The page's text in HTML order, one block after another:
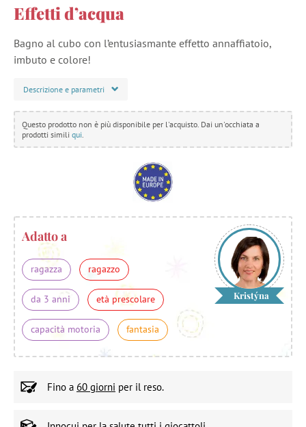
Effetti d’acqua
Bagno al cubo con l’entusiasmante effetto annaffiatoio,
imbuto e colore!
Descrizione e parametri
Questo prodotto non è più disponibile per l'acquisto. Dai un'occhiata a
prodotti simili qui
Adatto a
ragazza ragazzo
da 3 anni età prescolare
capacità motoria fantasia
Kristýna
Fino a 60 giorni per il reso.